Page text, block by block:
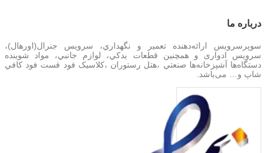
درباره‌ ما
سوپرسرویس ارائه‌دهنده تعمير و نگهداري، سرویس جنرال(اورهال)،
سرویس‌ ادواری و همچنین قطعات يدکي، لوازم جانبي، مواد شوینده
دستگاه‌ها آشپزخانه‌ها صنعتي ،هتل رستوران ،کلاسیک فود فست فود کافي
شاپ و… می‌باشد.